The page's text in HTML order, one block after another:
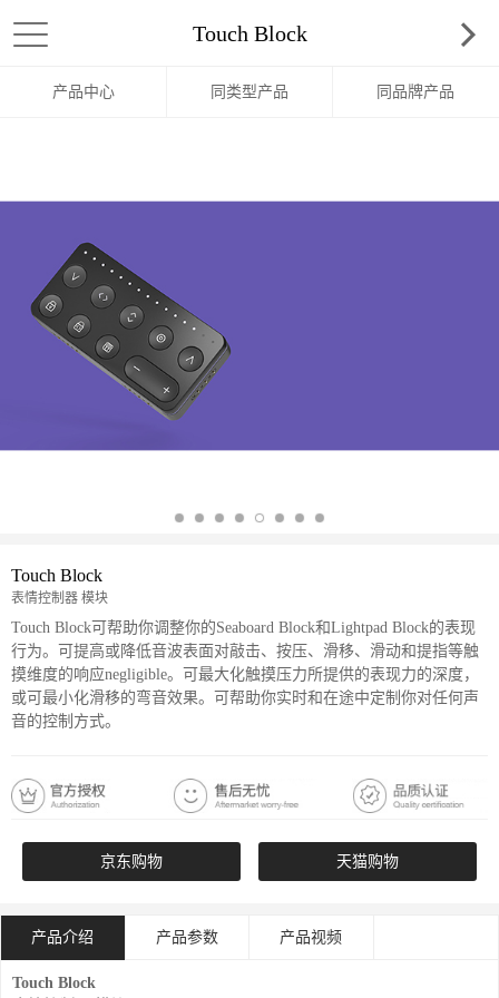
Touch Block
产品中心 同类型产品 同品牌产品
Touch Block
表情控制器 模块
Touch Block可帮助你调整你的Seaboard Block和Lightpad Block的表现
行为。可提高或降低音波表面对敲击、按压、滑移、滑动和提指等触
摸维度的响应negligible。可最大化触摸压力所提供的表现力的深度，
或可最小化滑移的弯音效果。可帮助你实时和在途中定制你对任何声
音的控制方式。
京东购物 天猫购物
产品介绍 产品参数 产品视频
Touch Block